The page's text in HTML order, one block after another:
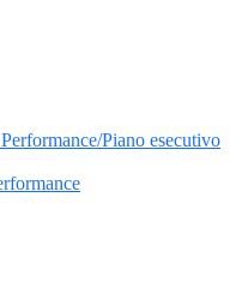
Piano esecutivo